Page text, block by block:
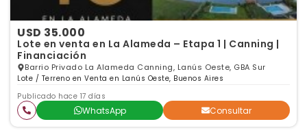
USD 35.000
Lote en venta en La Alameda – Etapa 1 | Canning |
Financiación
Barrio Privado La Alameda Canning, Lanús Oeste, GBA Sur
Lote / Terreno en Venta en Lanús Oeste, Buenos Aires
Publicado hace 17 días
WhatsApp Consultar